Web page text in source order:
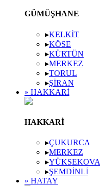
GÜMÜŞHANE
▸KELKIT
▸KÖSE
▸KÜRTÜN
▸MERKEZ
▸TORUL
▸ŞIRAN
» HAKKARI
HAKKARI
▸ÇUKURCA
▸MERKEZ
▸YÜKSEKOVA
▸ŞEMDINLI
» HATAY